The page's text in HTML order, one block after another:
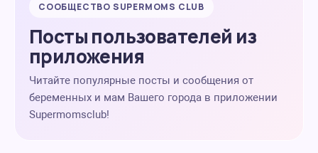
СООБЩЕСТВО SUPERMOMS CLUB
Посты пользователей из
приложения
Читайте популярные посты и сообщения от
беременных и мам Вашего города в приложении
Supermomsclub!